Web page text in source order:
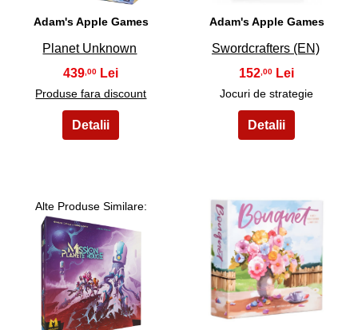
Adam's Apple Games
Planet Unknown
439 ,00
Produse fara discount
Adam's Apple Games
Swordcrafters (EN)
152 ,00
Jocuri de strategie
Alte Produse Similare:
5
6